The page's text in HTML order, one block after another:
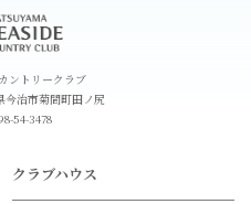
ントリークラブ
治市菊間町田ノ尻
54-3478
クラブハウス